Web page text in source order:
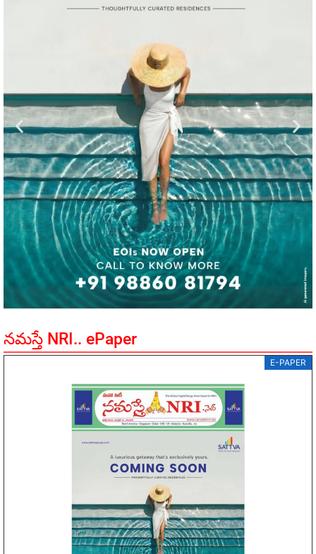
నమస్తే NRI.. ePaper
E-PAPER